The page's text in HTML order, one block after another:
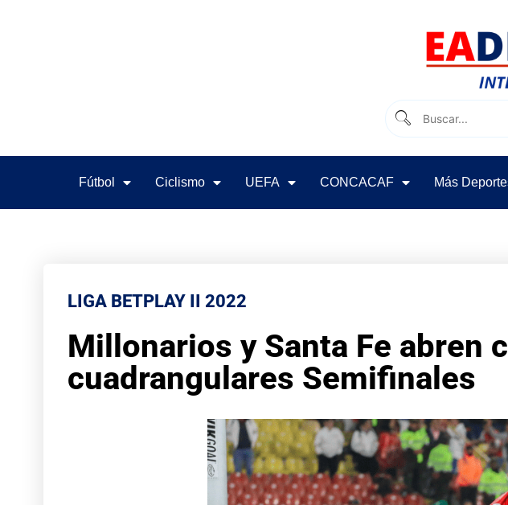
Fútbol Ciclismo UEFA CONCACAF Más
LIGA BETPLAY II 2022
Millonarios y Santa Fe abren
cuadrangulares Semifinales